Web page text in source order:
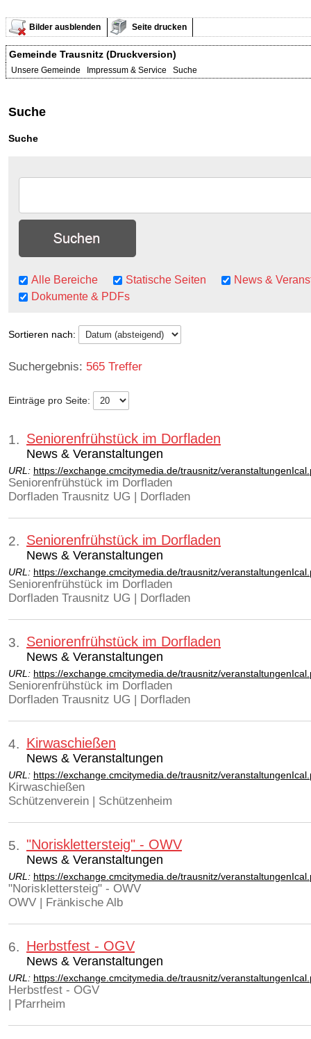
Bilder ausblenden Seite drucken
Gemeinde Trausnitz (Druckversion)
Unsere Gemeinde Impressum & Service Suche
Suche
Suche
Alle Bereiche Statische Seiten
News &
Dokumente & PDFs
Sortieren nach:
565 Treffer
Einträge pro Seite:
1. Seniorenfrühstück im Dorfladen
News & Veranstaltungen
URL: https://exchange.cmcitymedia.de/trausnitz/
Seniorenfrühstück im Dorfladen
Dorfladen Trausnitz UG | Dorfladen
2. Seniorenfrühstück im Dorfladen
News & Veranstaltungen
URL: https://exchange.cmcitymedia.de/trausnitz/
Seniorenfrühstück im Dorfladen
Dorfladen Trausnitz UG | Dorfladen
3. Seniorenfrühstück im Dorfladen
News & Veranstaltungen
URL: https://exchange.cmcitymedia.de/trausnitz/
Seniorenfrühstück im Dorfladen
Dorfladen Trausnitz UG | Dorfladen
4. Kirwaschießen
News & Veranstaltungen
URL: https://exchange.cmcitymedia.de/trausnitz/
Kirwaschießen
Schützenverein | Schützenheim
5. "Norisklettersteig" - OWV
News & Veranstaltungen
URL: https://exchange.cmcitymedia.de/trausnitz/
"Norisklettersteig" - OWV
OWV | Fränkische Alb
6. Herbstfest - OGV
News & Veranstaltungen
URL: https://exchange.cmcitymedia.de/trausnitz/
Herbstfest - OGV
| Pfarrheim